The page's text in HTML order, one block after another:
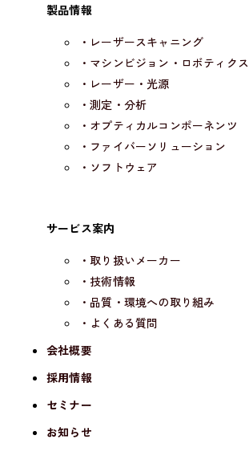
製品情報
・レーザースキャニング
・マシンビジョン・ロボティクス
・レーザー・光源
・測定・分析
・オプティカルコンポーネンツ
・ファイバーソリューション
・ソフトウェア
サービス案内
・取り扱いメーカー
・技術情報
・品質・環境への取り組み
・よくある質問
会社概要
採用情報
セミナー
お知らせ